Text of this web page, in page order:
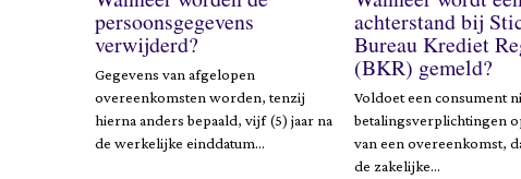
persoonsgegevens
verwijderd?
Gegevens van afgelopen
overeenkomsten worden, tenzij
hierna anders bepaald, vijf (5) jaar na
de werkelijke einddatum…
achterstand bij
Bureau Krediet
(BKR) gemeld?
Voldoet een consument
betalingsverplichtingen
van een overeenkomst,
de zakelijke…